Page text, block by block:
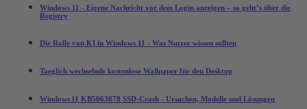
Windows 11 - Eigene Nachricht vor dem Login anzeigen – so geht’s über die
Registry
Die Rolle von KI in Windows 11 - Was Nutzer wissen sollten
Taeglich wechselnde kostenlose Wallpaper für den Desktop
Windows 11 KB5063878 SSD-Crash - Ursachen, Modelle und Lösungen